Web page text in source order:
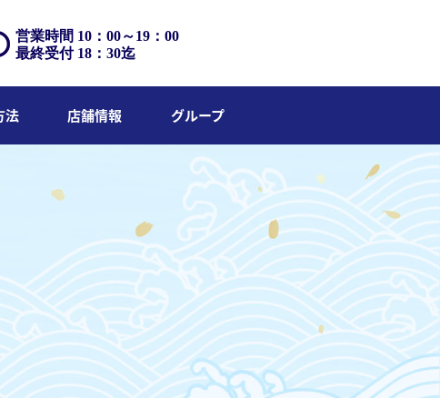
営業時間 10：00～19：00
最終受付 18：30迄
法 店舗情報 グループ